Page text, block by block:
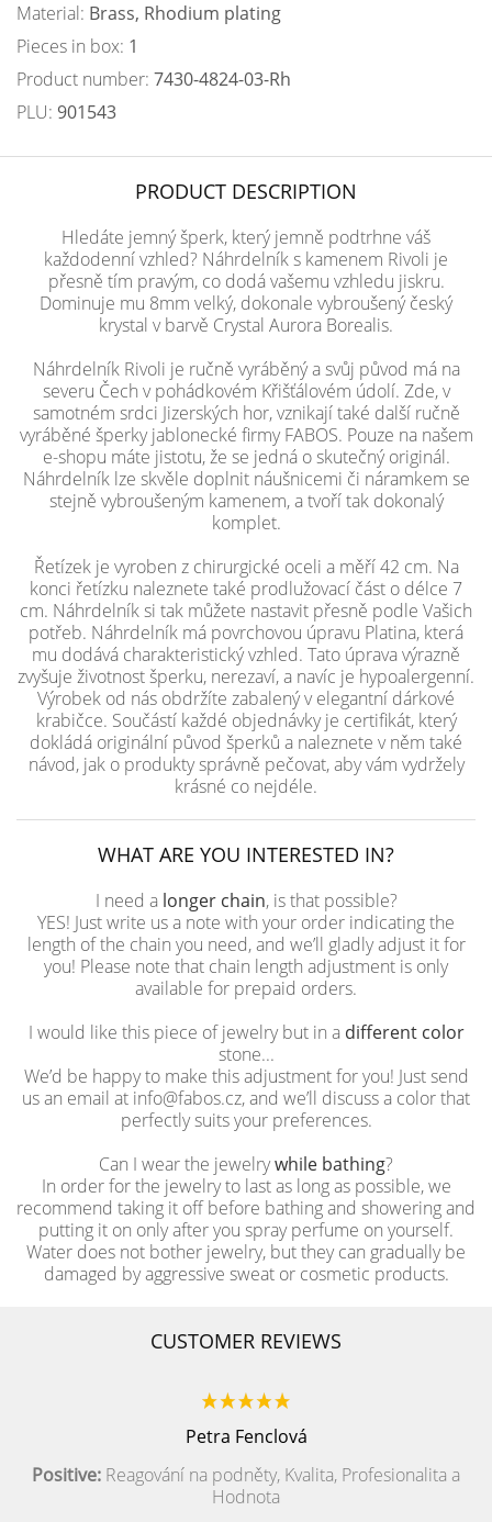
Material: Brass, Rhodium plating
Pieces in box: 1
Product number: 7430-4824-03-Rh
PLU: 901543
PRODUCT DESCRIPTION
Hledáte jemný šperk, který jemně podtrhne váš
každodenní vzhled? Náhrdelník s kamenem Rivoli je
přesně tím pravým, co dodá vašemu vzhledu jiskru.
Dominuje mu 8mm velký, dokonale vybroušený český
krystal v barvě Crystal Aurora Borealis.
Náhrdelník Rivoli je ručně vyráběný a svůj původ má na
severu Čech v pohádkovém Křišťálovém údolí. Zde, v
samotném srdci Jizerských hor, vznikají také další ručně
vyráběné šperky jablonecké firmy FABOS. Pouze na našem
e-shopu máte jistotu, že se jedná o skutečný originál.
Náhrdelník lze skvěle doplnit náušnicemi či náramkem se
stejně vybroušeným kamenem, a tvoří tak dokonalý
komplet.
Řetízek je vyroben z chirurgické oceli a měří 42 cm. Na
konci řetízku naleznete také prodlužovací část o délce 7
cm. Náhrdelník si tak můžete nastavit přesně podle Vašich
potřeb. Náhrdelník má povrchovou úpravu Platina, která
mu dodává charakteristický vzhled. Tato úprava výrazně
zvyšuje životnost šperku, nerezaví, a navíc je hypoalergenní.
Výrobek od nás obdržíte zabalený v elegantní dárkové
krabičce. Součástí každé objednávky je certifikát, který
dokládá originální původ šperků a naleznete v něm také
návod, jak o produkty správně pečovat, aby vám vydržely
krásné co nejdéle.
WHAT ARE YOU INTERESTED IN?
I need a longer chain, is that possible?
YES! Just write us a note with your order indicating the
length of the chain you need, and we’ll gladly adjust it for
you! Please note that chain length adjustment is only
available for prepaid orders.
I would like this piece of jewelry but in a different color
stone...
We’d be happy to make this adjustment for you! Just send
us an email at info@fabos.cz, and we’ll discuss a color that
perfectly suits your preferences.
Can I wear the jewelrywhile bathing?
In order for the jewelry to last as long as possible, we
recommend taking it off before bathing and showering and
putting it on only after you spray perfume on yourself.
Water does not bother jewelry, but they can gradually be
damaged by aggressive sweat or cosmetic products.
CUSTOMER REVIEWS
Petra Fenclová
Positive: Reagování na podněty, Kvalita, Profesionalita a
Hodnota